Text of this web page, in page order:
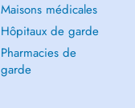
Maisons médicales
Hôpitaux de garde
Pharmacies de
garde